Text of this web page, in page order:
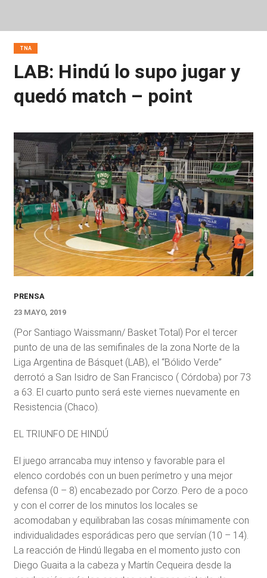
TNA
LAB: Hindú lo supo jugar y
quedó match – point
PRENSA
23 MAYO, 2019
(Por Santiago Waissmann/ Basket Total) Por el tercer
punto de una de las semifinales de la zona Norte de la
Liga Argentina de Básquet (LAB), el “Bólido Verde”
derrotó a San Isidro de San Francisco ( Córdoba) por 73
a 63. El cuarto punto será este viernes nuevamente en
Resistencia (Chaco).
EL TRIUNFO DE HINDÚ
El juego arrancaba muy intenso y favorable para el
elenco cordobés con un buen perímetro y una mejor
defensa (0 – 8) encabezado por Corzo. Pero de a poco
y con el correr de los minutos los locales se
acomodaban y equilibraban las cosas mínimamente con
individualidades esporádicas pero que servían (10 – 14).
La reacción de Hindú llegaba en el momento justo con
Diego Guaita a la cabeza y Martín Cequeira desde la